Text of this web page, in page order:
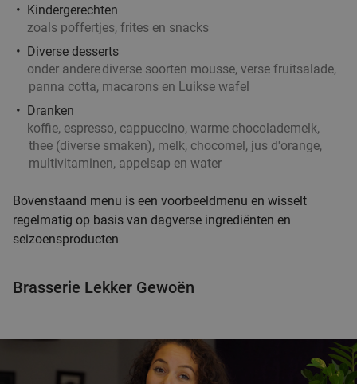
Kindergerechten
zoals poffertjes, frites en snacks
Diverse desserts
onder anderediverse soorten mousse, verse fruitsalade,
panna cotta, macarons en Luikse wafel
Dranken
koffie, espresso, cappuccino, warme chocolademelk,
thee (diverse smaken), melk, chocomel, jus d'orange,
multivitaminen, appelsap en water
Bovenstaand menu is een voorbeeldmenu en wisselt
regelmatig op basis van dagverse ingrediënten en
seizoensproducten
Brasserie Lekker Gewoën